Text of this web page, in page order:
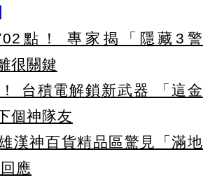
點！ 專家揭「隱藏3警
很關鍵
台積電解鎖新武器 「這金
個神隊友
漢神百貨精品區驚見「滿地
應